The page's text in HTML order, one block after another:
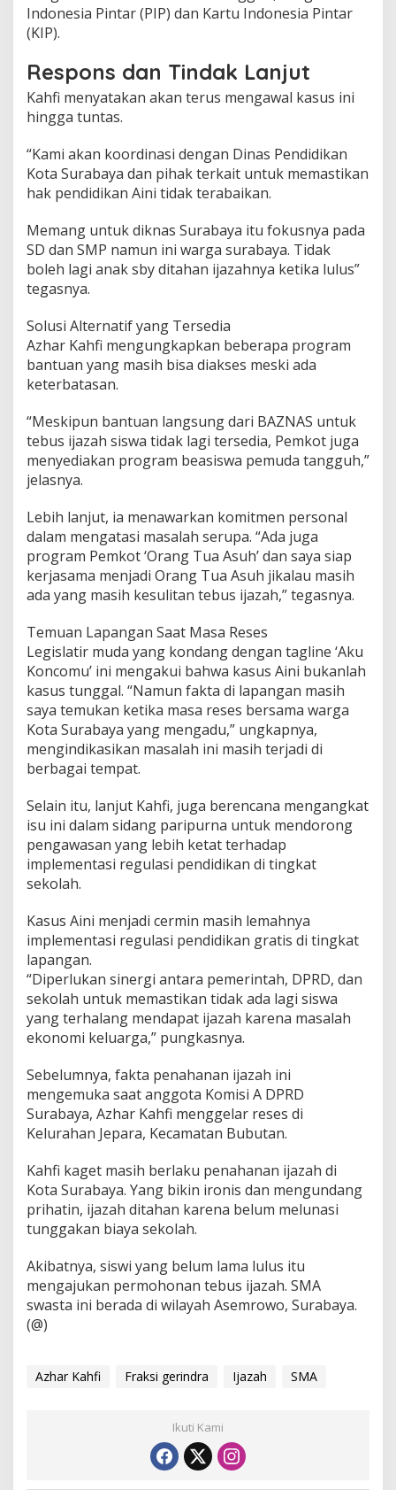
Indonesia Pintar (PIP) dan Kartu Indonesia Pintar
(KIP).
Respons dan Tindak Lanjut
Kahfi menyatakan akan terus mengawal kasus ini
hingga tuntas.
“Kami akan koordinasi dengan Dinas Pendidikan
Kota Surabaya dan pihak terkait untuk memastikan
hak pendidikan Aini tidak terabaikan.
Memang untuk diknas Surabaya itu fokusnya pada
SD dan SMP namun ini warga surabaya. Tidak
boleh lagi anak sby ditahan ijazahnya ketika lulus”
tegasnya.
Solusi Alternatif yang Tersedia
Azhar Kahfi mengungkapkan beberapa program
bantuan yang masih bisa diakses meski ada
keterbatasan.
“Meskipun bantuan langsung dari BAZNAS untuk
tebus ijazah siswa tidak lagi tersedia, Pemkot juga
menyediakan program beasiswa pemuda tangguh,”
jelasnya.
Lebih lanjut, ia menawarkan komitmen personal
dalam mengatasi masalah serupa. “Ada juga
program Pemkot ‘Orang Tua Asuh’ dan saya siap
kerjasama menjadi Orang Tua Asuh jikalau masih
ada yang masih kesulitan tebus ijazah,” tegasnya.
Temuan Lapangan Saat Masa Reses
Legislatir muda yang kondang dengan tagline ‘Aku
Koncomu’ ini mengakui bahwa kasus Aini bukanlah
kasus tunggal. “Namun fakta di lapangan masih
saya temukan ketika masa reses bersama warga
Kota Surabaya yang mengadu,” ungkapnya,
mengindikasikan masalah ini masih terjadi di
berbagai tempat.
Selain itu, lanjut Kahfi, juga berencana mengangkat
isu ini dalam sidang paripurna untuk mendorong
pengawasan yang lebih ketat terhadap
implementasi regulasi pendidikan di tingkat
sekolah.
Kasus Aini menjadi cermin masih lemahnya
implementasi regulasi pendidikan gratis di tingkat
lapangan.
“Diperlukan sinergi antara pemerintah, DPRD, dan
sekolah untuk memastikan tidak ada lagi siswa
yang terhalang mendapat ijazah karena masalah
ekonomi keluarga,” pungkasnya.
Sebelumnya, fakta penahanan ijazah ini
mengemuka saat anggota Komisi A DPRD
Surabaya, Azhar Kahfi menggelar reses di
Kelurahan Jepara, Kecamatan Bubutan.
Kahfi kaget masih berlaku penahanan ijazah di
Kota Surabaya. Yang bikin ironis dan mengundang
prihatin, ijazah ditahan karena belum melunasi
tunggakan biaya sekolah.
Akibatnya, siswi yang belum lama lulus itu
mengajukan permohonan tebus ijazah. SMA
swasta ini berada di wilayah Asemrowo, Surabaya.
(@)
Azhar Kahfi Fraksi gerindra Ijazah SMA
Ikuti Kami